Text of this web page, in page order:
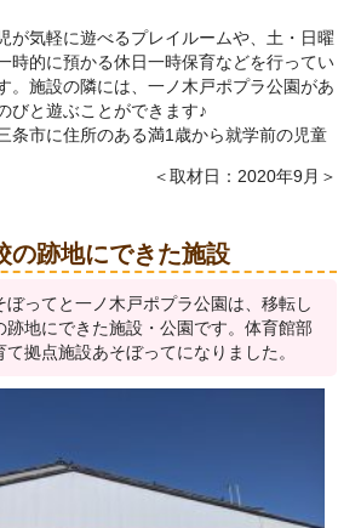
が気軽に遊べるプレイルームや、土・日曜
時的に預かる休日一時保育などを行ってい
。施設の隣には、一ノ木戸ポプラ公園があ
びと遊ぶことができます♪
条市に住所のある満1歳から就学前の児童
＜取材日：2020年9月＞
の跡地にできた施設
ぼってと一ノ木戸ポプラ公園は、移転し
跡地にできた施設・公園です。体育館部
拠点施設あそぼってになりました。